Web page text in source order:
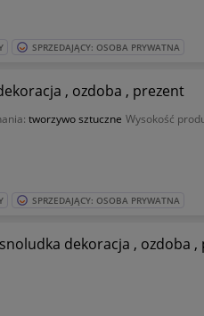
SPRZEDAJĄCY: OSOBA PRYWATNA
, ozdoba , prezent
tworzywo sztuczne Wysokość
SPRZEDAJĄCY: OSOBA PRYWATNA
dekoracja , ozdoba ,